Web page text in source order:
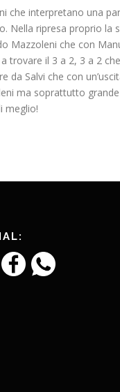
che interpretano una
Nella ripresa proprio
Mazzoleni che con
trovare il 3 a 2, 3 a 2
Salvi che con
ma soprattutto
meglio!